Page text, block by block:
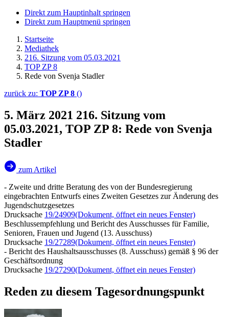
Direkt zum Hauptinhalt springen
Direkt zum Hauptmenü springen
Startseite
Mediathek
216. Sitzung vom 05.03.2021
TOP ZP 8
Rede von Svenja Stadler
zurück zu: TOP ZP 8 ()
5. März 2021 216. Sitzung vom
05.03.2021, TOP ZP 8: Rede von Svenja
Stadler
zum Artikel
- Zweite und dritte Beratung des von der Bundesregierung
eingebrachten Entwurfs eines Zweiten Gesetzes zur Änderung des
Jugendschutzgesetzes
Drucksache 19/24909(Dokument, öffnet ein neues Fenster)
Beschlussempfehlung und Bericht des Ausschusses für Familie,
Senioren, Frauen und Jugend (13. Ausschuss)
Drucksache 19/27289(Dokument, öffnet ein neues Fenster)
- Bericht des Haushaltsausschusses (8. Ausschuss) gemäß § 96 der
Geschäftsordnung
Drucksache 19/27290(Dokument, öffnet ein neues Fenster)
Reden zu diesem Tagesordnungspunkt